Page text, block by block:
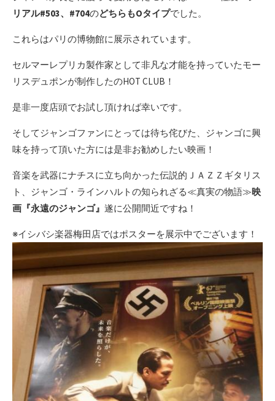
リアル#503、#704のどちらもOタイプでした。
これらはパリの博物館に展示されています。
セルマーレプリカ製作家として非凡な才能を持っていたモー
リスデュポンが制作したのHOT CLUB！
是非一度店頭でお試し頂ければ幸いです。
そしてジャンゴファンにとっては待ち侘びた、ジャンゴに興
味を持って頂いた方には是非お勧めしたい映画！
音楽を武器にナチスに立ち向かった伝説的ＪＡＺＺギタリス
ト、ジャンゴ・ラインハルトの知られざる≪真実の物語≫映
画『永遠のジャンゴ』 遂に公開間近ですね！
※イシバシ楽器梅田店ではポスターを展示中でございます！